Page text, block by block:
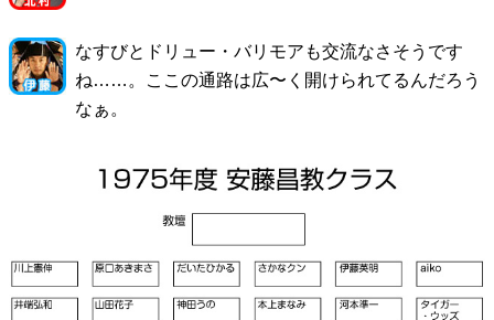
なすびとドリュー・バリモアも交流なさそうです
ね……。ここの通路は広〜く開けられてるんだろう
なぁ。